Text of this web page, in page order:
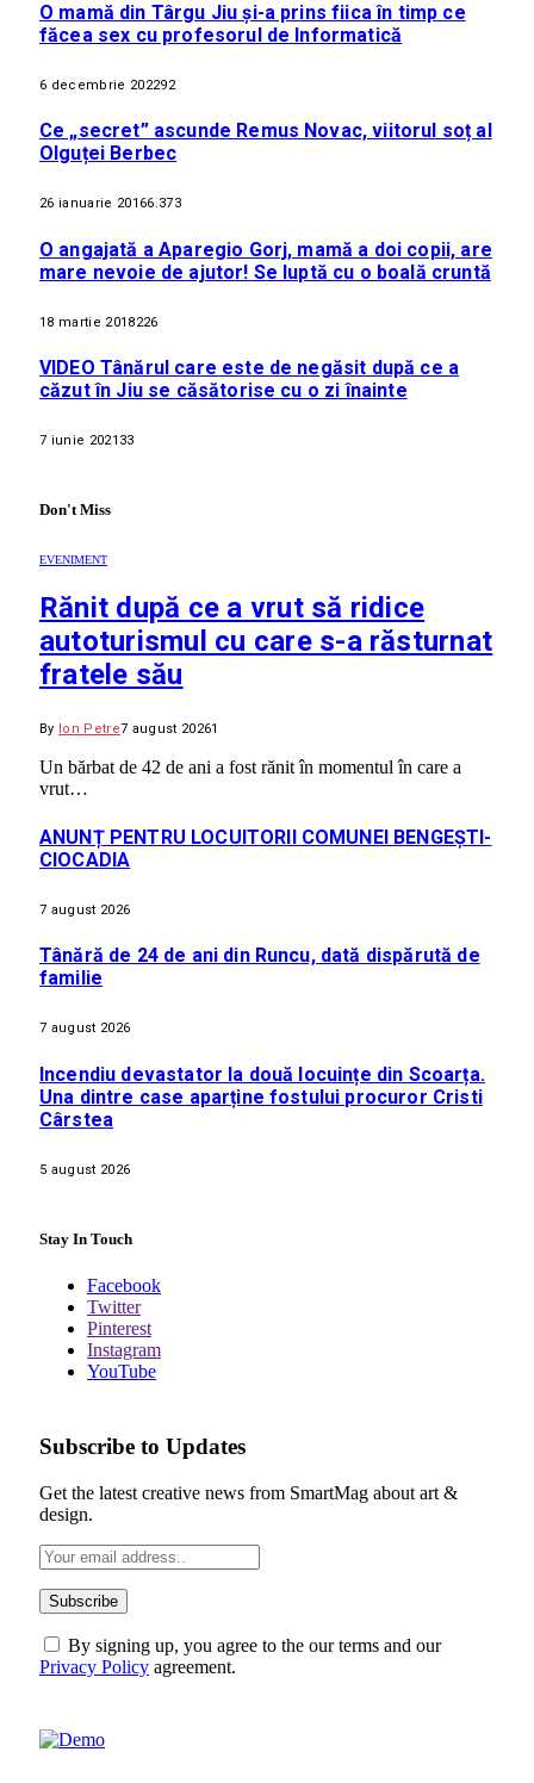
O mamă din Târgu Jiu și-a prins fiica în timp ce
făcea sex cu profesorul de Informatică
6 decembrie 202292
Ce „secret” ascunde Remus Novac, viitorul soț al
Olguței Berbec
26 ianuarie 20166.373
O angajată a Aparegio Gorj, mamă a doi copii, are
mare nevoie de ajutor! Se luptă cu o boală cruntă
18 martie 2018226
VIDEO Tânărul care este de negăsit după ce a
căzut în Jiu se căsătorise cu o zi înainte
7 iunie 2021 33
Don't Miss
EVENIMENT
Rănit după ce a vrut să ridice
autoturismul cu care s-a răsturnat
fratele său
By Ion Petre7 august 20261
Un bărbat de 42 de ani a fost rănit în momentul în care a
vrut…
ANUNȚ PENTRU LOCUITORII COMUNEI BENGEȘTI-
CIOCADIA
7 august 2026
Tânără de 24 de ani din Runcu, dată dispărută de
familie
7 august 2026
Incendiu devastator la două locuințe din Scoarța.
Una dintre case aparține fostului procuror Cristi
Cârstea
5 august 2026
Stay In Touch
Facebook
Twitter
Pinterest
Instagram
YouTube
Subscribe to Updates
Get the latest creative news from SmartMag about art &
design.
By signing up, you agree to the our terms and our
Privacy Policy agreement.